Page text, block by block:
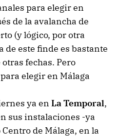
para elegir en
de la avalancha de
(y lógico, por otra
de este finde es bastante
fechas. Pero
elegir en Málaga
ya en La Temporal,
sus instalaciones -ya
de Málaga, en la